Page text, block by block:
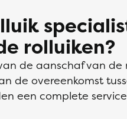
rolluiken?
de aanschaf van de
de overeenkomst
een complete